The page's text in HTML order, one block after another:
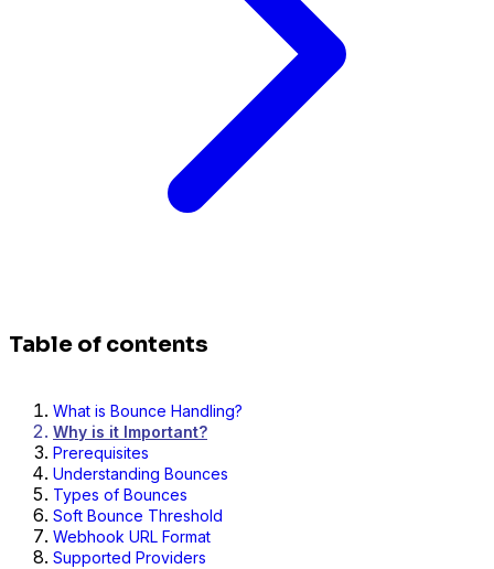
Table of contents
What is Bounce Handling?
Why is it Important?
Prerequisites
Understanding Bounces
Types of Bounces
Soft Bounce Threshold
Webhook URL Format
Supported Providers